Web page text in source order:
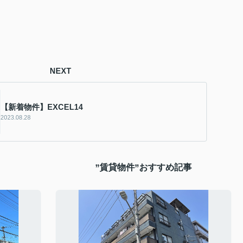
NEXT
【新着物件】EXCEL14
2023.08.28
”賃貸物件”おすすめ記事